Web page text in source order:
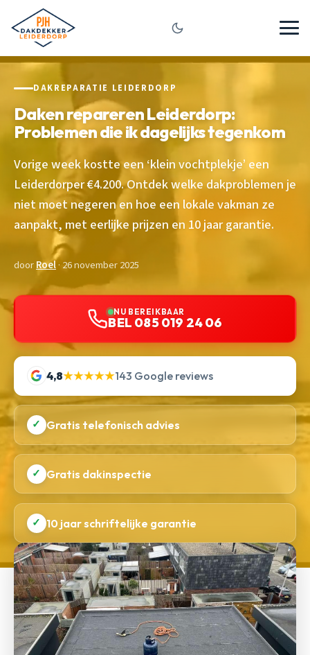
DAKREPARATIE LEIDERDORP
Daken repareren Leiderdorp:
Problemen die ik dagelijks tegenkom
Vorige week kostte een ‘klein vochtplekje’ een
Leiderdorper €4.200. Ontdek welke dakproblemen je
niet moet negeren en hoe een lokale vakman ze
aanpakt, met eerlijke prijzen en 10 jaar garantie.
doorRoel· 26 november 2025
NU BEREIKBAAR
BEL 085 019 24 06
4,8★★★★★143 Google reviews
✓ Gratis telefonisch advies
✓ Gratis dakinspectie
✓ 10 jaar schriftelijke garantie